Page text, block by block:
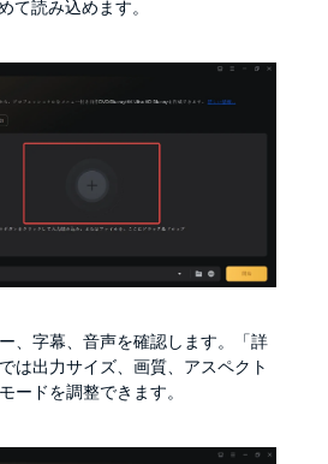
て読み込めます。
、字幕、音声を確認します。「詳
は出力サイズ、画質、アスペクト
ードを調整できます。